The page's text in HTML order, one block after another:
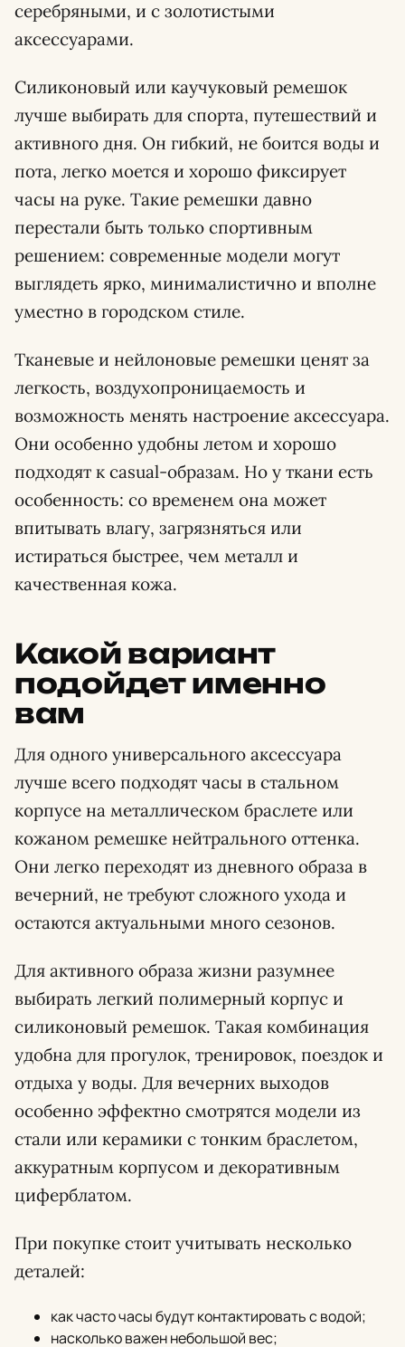
серебряными, и с золотистыми
аксессуарами.
Силиконовый или каучуковый ремешок
лучше выбирать для спорта, путешествий и
активного дня. Он гибкий, не боится воды и
пота, легко моется и хорошо фиксирует
часы на руке. Такие ремешки давно
перестали быть только спортивным
решением: современные модели могут
выглядеть ярко, минималистично и вполне
уместно в городском стиле.
Тканевые и нейлоновые ремешки ценят за
легкость, воздухопроницаемость и
возможность менять настроение аксессуара.
Они особенно удобны летом и хорошо
подходят к casual-образам. Но у ткани есть
особенность: со временем она может
впитывать влагу, загрязняться или
истираться быстрее, чем металл и
качественная кожа.
Какой вариант
подойдет именно
вам
Для одного универсального аксессуара
лучше всего подходят часы в стальном
корпусе на металлическом браслете или
кожаном ремешке нейтрального оттенка.
Они легко переходят из дневного образа в
вечерний, не требуют сложного ухода и
остаются актуальными много сезонов.
Для активного образа жизни разумнее
выбирать легкий полимерный корпус и
силиконовый ремешок. Такая комбинация
удобна для прогулок, тренировок, поездок и
отдыха у воды. Для вечерних выходов
особенно эффектно смотрятся модели из
стали или керамики с тонким браслетом,
аккуратным корпусом и декоративным
циферблатом.
При покупке стоит учитывать несколько
деталей:
как часто часы будут контактировать с водой;
насколько важен небольшой вес;